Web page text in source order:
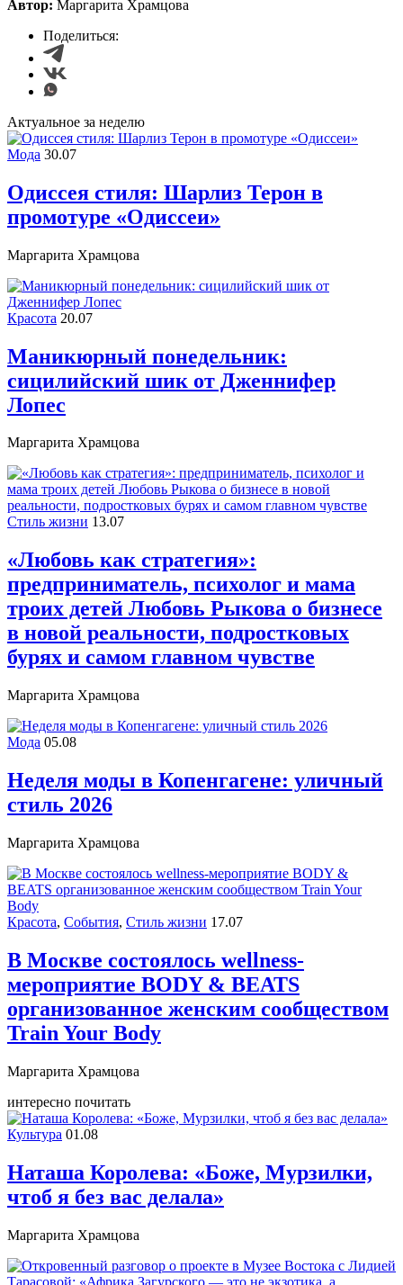
Автор: Маргарита Храмцова
Поделиться:
Актуальное за неделю
Мода 30.07
Одиссея стиля: Шарлиз Терон в
промотуре «Одиссеи»
Маргарита Храмцова
Красота 20.07
Маникюрный понедельник:
сицилийский шик от Дженнифер
Лопес
Маргарита Храмцова
Стиль жизни 13.07
«Любовь как стратегия»:
предприниматель, психолог и мама
троих детей Любовь Рыкова о бизнесе
в новой реальности, подростковых
бурях и самом главном чувстве
Маргарита Храмцова
Мода 05.08
Неделя моды в Копенгагене: уличный
стиль 2026
Маргарита Храмцова
Красота, События, Стиль жизни 17.07
В Москве состоялось wellness-
мероприятие BODY & BEATS
организованное женским сообществом
Train Your Body
Маргарита Храмцова
интересно почитать
Культура 01.08
Наташа Королева: «Боже, Мурзилки,
чтоб я без вас делала»
Маргарита Храмцова